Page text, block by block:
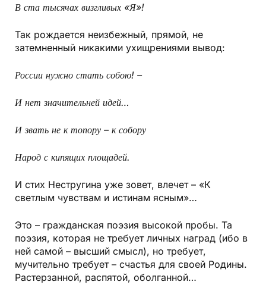
В ста тысячах визгливых «Я»!
Так рождается неизбежный, прямой, не
затемненный никакими ухищрениями вывод:
России нужно стать собою! –
И нет значительней идей…
И звать не к топору – к собору
Народ с кипящих площадей.
И стих Нестругина уже зовет, влечет – «К
светлым чувствам и истинам ясным»…
Это – гражданская поэзия высокой пробы. Та
поэзия, которая не требует личных наград (ибо в
ней самой – высший смысл), но требует,
мучительно требует – счастья для своей Родины.
Растерзанной, распятой, оболганной…